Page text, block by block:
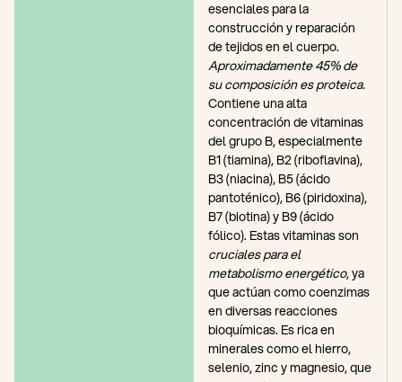
esenciales para la
construcción y reparación
de tejidos en el cuerpo.
Aproximadamente 45% de
su composición es proteica.
Contiene una alta
concentración de vitaminas
del grupo B, especialmente
B1 (tiamina), B2 (riboflavina),
B3 (niacina), B5 (ácido
pantoténico), B6 (piridoxina),
B7 (biotina) y B9 (ácido
fólico). Estas vitaminas son
cruciales para el
metabolismo energético, ya
que actúan como coenzimas
en diversas reacciones
bioquímicas. Es rica en
minerales como el hierro,
selenio, zinc y magnesio, que